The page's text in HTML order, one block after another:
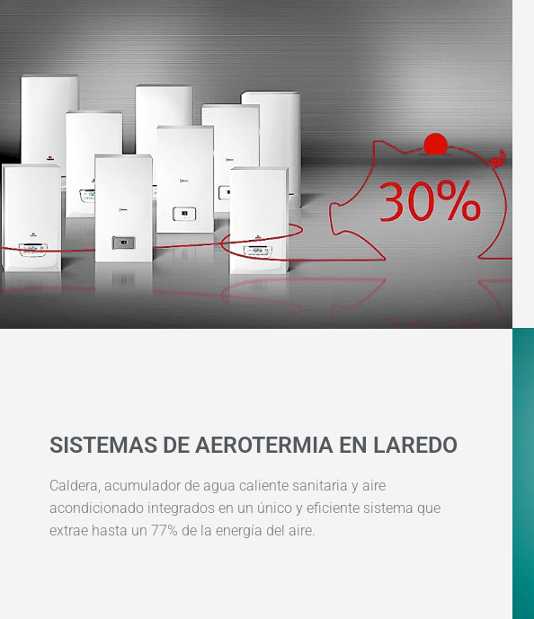
SISTEMAS DE AEROTERMIA EN LAREDO
Caldera, acumulador de agua caliente sanitaria y aire
acondicionado integrados en un único y eficiente sistema que
extrae hasta un 77% de la energía del aire.​